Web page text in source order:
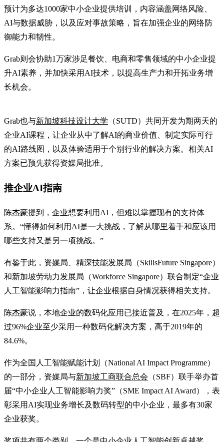
预计为多达1000家中小企业提供培训，内容涵盖网络风险、
AI与数据威胁，以及应对事故策略，旨在加强企业的网络防
御能力和韧性。
Grab则会协助1万家涉足餐饮、电商和零售领域的中小企业提
升AI素养，并加快采用AI技术，以提高生产力和开拓业务增
长机会。
Grab也与新加坡科技设计大学 （SUTD）共同开发为期两天的
企业AI课程，让企业从中了解AI的商业价值、制定实际可行
的AI路线图，以及体验适用于个别行业的解决方案。相关AI
方案已预先获得资媒局批准。
推企业AI指南
陈杰豪提到，企业想要利用AI，但难以掌握现有的支持体
系。“懂得如何利用AI是一大挑战，了解从哪里着手和应该用
哪些支持又是另一项挑战。”
有鉴于此，资媒局、精深技能发展局（SkillsFuture Singapore）
和新加坡劳动力发展局（Workforce Singapore）联合制定“企业
人工智能影响力指南”，让企业根据自身情况获得相关支持。
陈杰豪说，本地企业的数码化应用已接近普及，在2025年，超
过96%企业至少采用一种数码化解决方案，高于2019年的
84.6%。
作为全国人工智能赋能计划（National AI Impact Programme）
的一部分，资媒局与新加坡工商联合总会 （SBF）联手举办首
届“中小企业人工智能影响力奖”（SME Impact AI Award），表
彰采用AI实现业务增长及数码转型的中小企业，最多有30家
企业获奖。